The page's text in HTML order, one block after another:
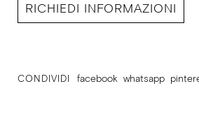
RICHIEDI INFORMAZIONI
CONDIVIDI facebook whatsapp